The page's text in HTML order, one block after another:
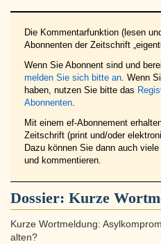
Die Kommentarfunktion (lesen
Abonnenten der Zeitschrift
Wenn Sie Abonnent sind und
melden Sie sich bitte an. Wenn
haben, nutzen Sie bitte das
Abonnenten.
Mit einem ef-Abonnement
Zeitschrift (print und/oder
Dazu können Sie dann auch
und kommentieren.
Dossier: Kurze
Kurze Wortmeldung:
alten?